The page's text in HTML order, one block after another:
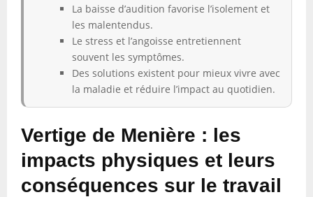
La baisse d’audition favorise l’isolement et
les malentendus.
Le stress et l’angoisse entretiennent
souvent les symptômes.
Des solutions existent pour mieux vivre avec
la maladie et réduire l’impact au quotidien.
Vertige de Menière : les
impacts physiques et leurs
conséquences sur le travail